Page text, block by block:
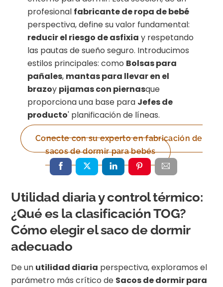
profesional fabricante de ropa de bebé
perspectiva, define su valor fundamental:
reducir el riesgo de asfixia y respetando
las pautas de sueño seguro. Introducimos
estilos principales: como Bolsas para
pañales, mantas para llevar en el
brazoy pijamas con piernasque
proporciona una base para Jefes de
producto' planificación de líneas.
Conecte con su experto en fabricación de
sacos de dormir para bebés
Utilidad diaria y control térmico:
¿Qué es la clasificación TOG?
Cómo elegir el saco de dormir
adecuado
De un utilidad diaria perspectiva, exploramos el
parámetro más crítico de Sacos de dormir para